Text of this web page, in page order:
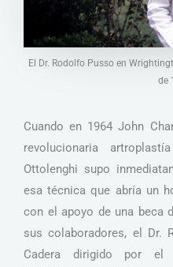
El Dr. Rodolfo Pusso en
de
Cuando en 1964 John
revolucionaria
Ottolenghi supo
esa técnica que abría un
con el apoyo de una beca
sus colaboradores, el Dr.
Cadera dirigido por el